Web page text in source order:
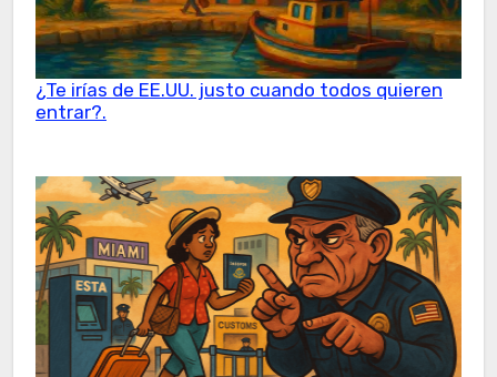
¿Te irías de EE.UU. justo cuando todos quieren
entrar?.